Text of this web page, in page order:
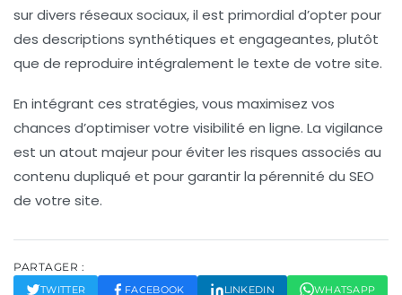
sur divers réseaux sociaux, il est primordial d’opter pour
des descriptions synthétiques et engageantes, plutôt
que de reproduire intégralement le texte de votre site.
En intégrant ces stratégies, vous maximisez vos
chances d’optimiser votre visibilité en ligne. La vigilance
est un atout majeur pour éviter les risques associés au
contenu dupliqué et pour garantir la pérennité du SEO
de votre site.
PARTAGER :
TWITTER FACEBOOK LINKEDIN WHATSAPP